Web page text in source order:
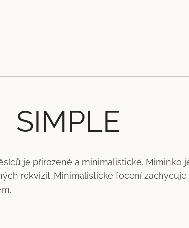
je přirozené a minimalistické. Miminko
rekvizit. Minimalistické focení